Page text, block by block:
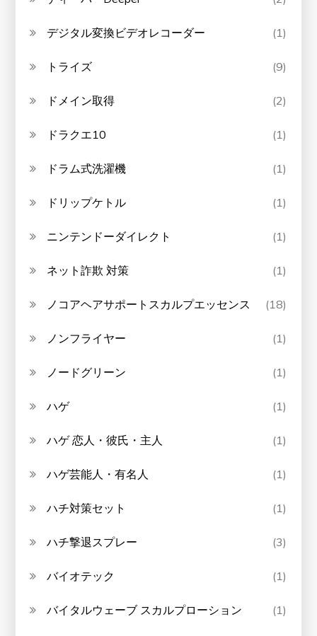
デジタル変換ビデオレコーダー (1)
トライズ (9)
ドメイン取得 (2)
ドラクエ10 (1)
ドラム式洗濯機 (1)
ドリップケトル (1)
ニンテンドーダイレクト (1)
ネット詐欺 対策 (1)
ノコアヘアサポートスカルプエッセンス (18)
ノンフライヤー (1)
ノードグリーン (1)
ハゲ (1)
ハゲ 恋人・彼氏・主人 (1)
ハゲ芸能人・有名人 (1)
ハチ対策セット (1)
ハチ撃退スプレー (3)
バイオテック (1)
バイタルウェーブ スカルプローション (1)